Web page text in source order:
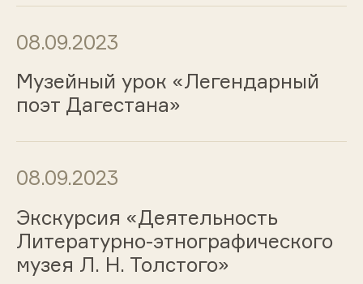
08.09.2023
Музейный урок «Легендарный
поэт Дагестана»
08.09.2023
Экскурсия «Деятельность
Литературно-этнографического
музея Л. Н. Толстого»